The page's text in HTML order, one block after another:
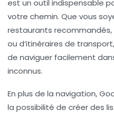
est un outil indispensable
votre chemin. Que vous
restaurants
ou d’itinéraires de
de naviguer facilement
inconnus.
En plus de la navigation,
la possibilité de créer des